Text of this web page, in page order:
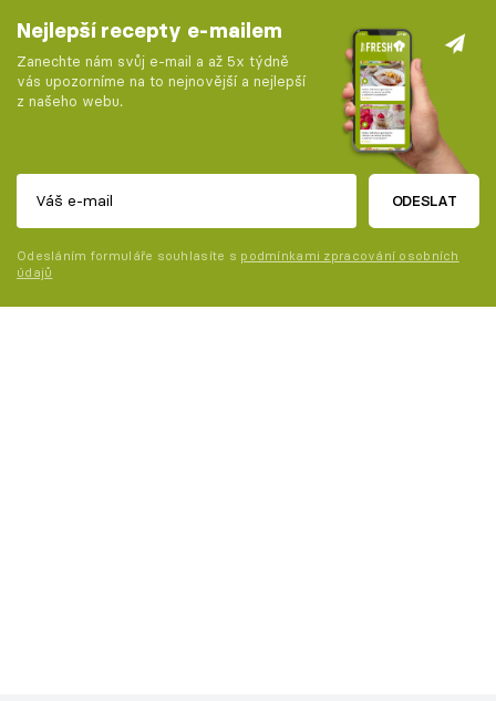
Nejlepší recepty e-mailem
Zanechte nám svůj e-mail a až 5x týdně
vás upozorníme na to nejnovější a nejlepší
z našeho webu.
ODESLAT
Odesláním formuláře souhlasíte s podmínkami zpracování osobních
údajů